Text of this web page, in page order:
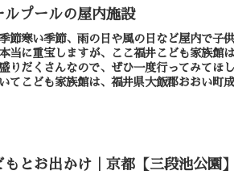
ルプールの屋内施設
節寒い季節、雨の日や風の日など屋内で子
当に重宝しますが、ここ福井こども家族館
りだくさんなので、ぜひ一度行ってみてほ
てこども家族館は、福井県大飯郡おおい町
もとお出かけ｜京都【三段池公園